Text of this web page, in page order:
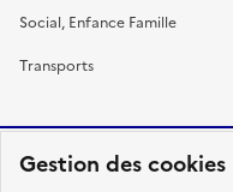
Gestion des cookies
Social, Enfance Famille
Transports